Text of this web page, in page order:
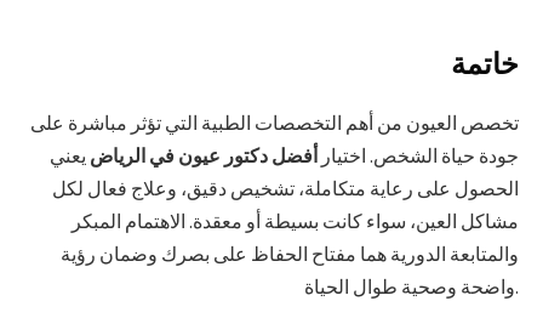
خاتمة
تخصص العيون من أهم التخصصات الطبية التي تؤثر مباشرة على
جودة حياة الشخص. اختيارأفضل دكتور عيون في الرياض يعني
الحصول على رعاية متكاملة، تشخيص دقيق، وعلاج فعال لكل
مشاكل العين، سواء كانت بسيطة أو معقدة. الاهتمام المبكر
والمتابعة الدورية هما مفتاح الحفاظ على بصرك وضمان رؤية
واضحة وصحية طوال الحياة.